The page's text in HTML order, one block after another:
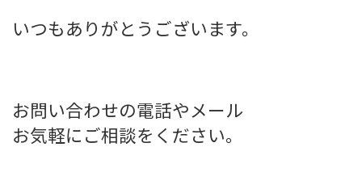
いつもありがとうございます。
お問い合わせの電話やメール
お気軽にご相談をください。